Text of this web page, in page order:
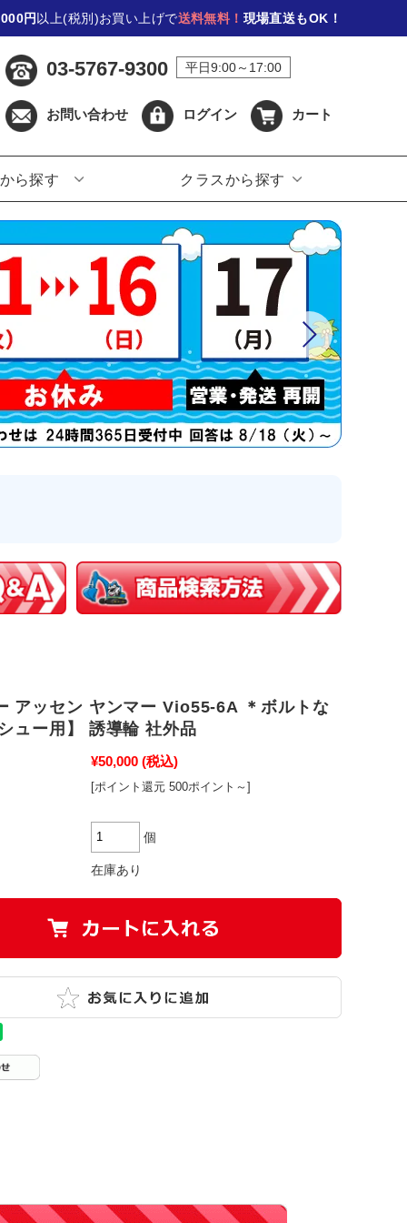
円 以上(税別)お買い上げで送料無料！ 現場直送もOK！
03-5767-9300 平日9:00～17:00
お問い合わせ ログイン カート
ら探す クラスから探す
アッセン ヤンマー Vio55-6A ＊ボルトな
ュー用】 誘導輪 社外品
¥50,000 (税込)
[ポイント還元 500ポイント～]
個
在庫あり